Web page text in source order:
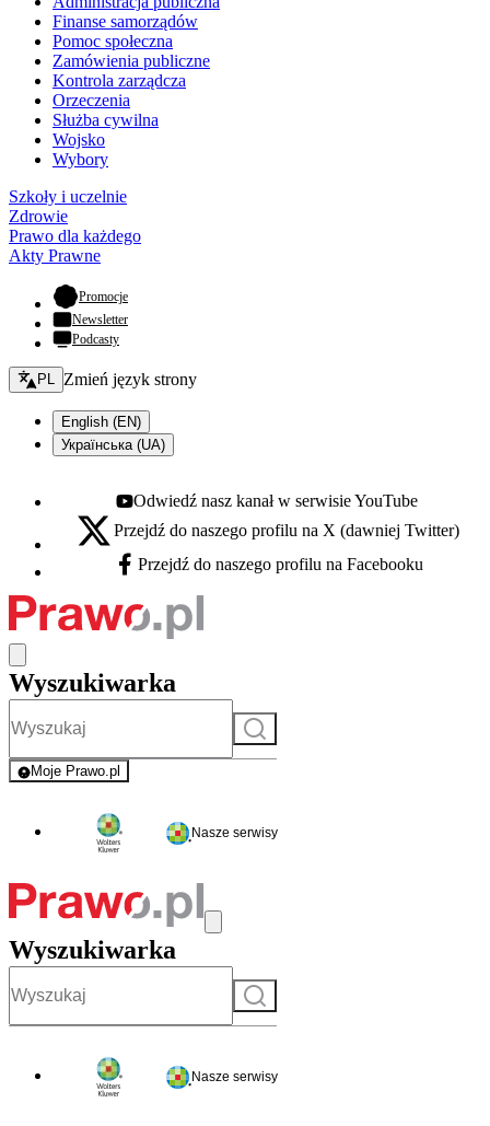
Finanse samorządów
Pomoc społeczna
Zamówienia publiczne
Kontrola zarządcza
Orzeczenia
Służba cywilna
Wojsko
Wybory
Szkoły i uczelnie
Zdrowie
Prawo dla każdego
Akty Prawne
Promocje- otwiera się w nowej karcie
Newsletter
Podcasty
Zmień język - bieżący:
PL Zmień język strony
English (EN)
Українська (UA)
Youtube - otwiera się w nowej karcie
Odwiedź nasz kanał w serwisie YouTube
X - otwiera się w nowej karcie
Przejdź do naszego profilu na X (dawniej Twitter)
Facebook - otwiera się w nowej karcie
Przejdź do naszego profilu na Facebooku
Wyszukiwarka
Szukaj
Moje Prawo.pl
- rejestracja i logowanie do serwisu
Nasze serwisy
Wyszukiwarka
Szukaj
Nasze serwisy